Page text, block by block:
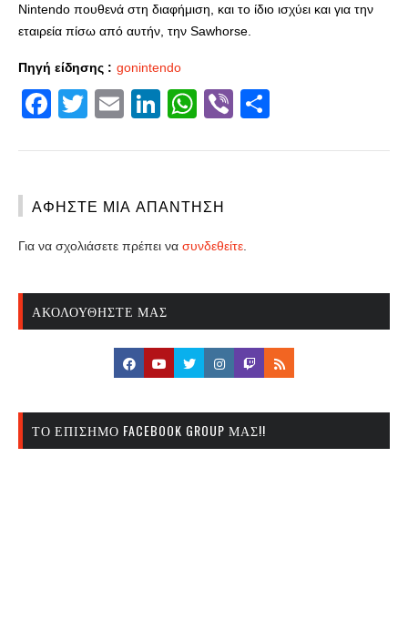
Nintendo πουθενά στη διαφήμιση, και το ίδιο ισχύει και για την
εταιρεία πίσω από αυτήν, την Sawhorse.
Πηγή είδησης : gonintendo
Facebook
Twitter
EmailLinkedIn
WhatsApp
Viber
ΑΦΉΣΤΕ ΜΙΑ ΑΠΆΝΤΗΣΗ
Για να σχολιάσετε πρέπει να συνδεθείτε
ΑΚΟΛΟΥΘΉΣΤΕ ΜΑΣ
ΤΟ ΕΠΊΣΗΜΟ FACEBOOK GROUP ΜΑΣ!!